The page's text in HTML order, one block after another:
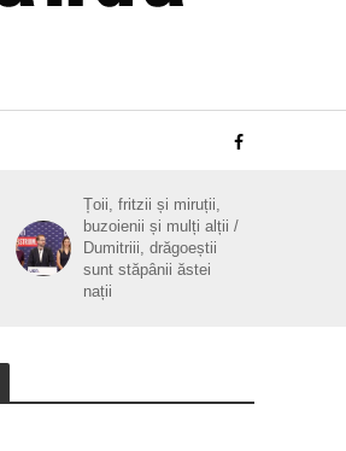
Țoii, fritzii și miruții,
buzoienii și mulți alții /
Dumitriii, drăgoeștii
sunt stăpânii ăstei
nații